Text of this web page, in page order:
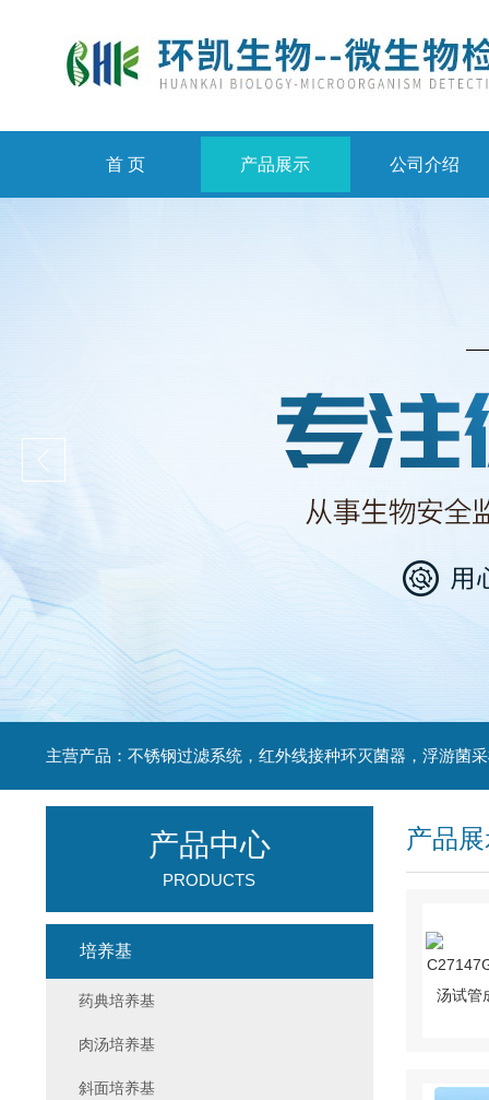
首 页 产品展示 公司介绍
产品
产品中心
PRODUCTS
培养基
药典培养基
肉汤培养基
斜面培养基